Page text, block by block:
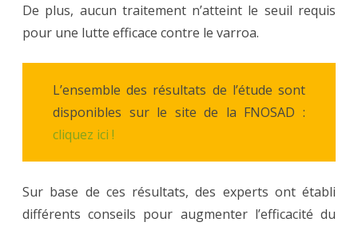
De plus, aucun traitement n’atteint le seuil requis
pour une lutte efficace contre le varroa.
L’ensemble des résultats de l’étude sont
disponibles sur le site de la FNOSAD :
cliquez ici !
Sur base de ces résultats, des experts ont établi
différents conseils pour augmenter l’efficacité du